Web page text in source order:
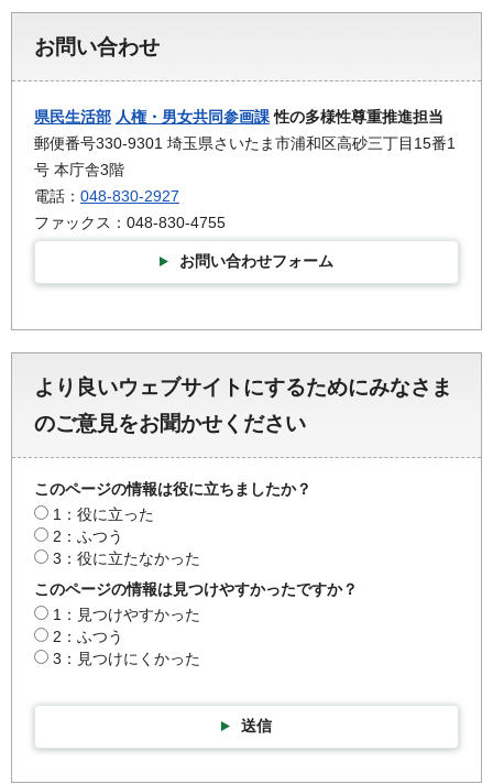
お問い合わせ
県民生活部 人権・男女共同参画課性の多様性尊重推進担当
郵便番号330-9301 埼玉県さいたま市浦和区高砂三丁目15番1
号 本庁舎3階
電話： 048-830-2927
ファックス：048-830-4755
お問い合わせフォーム
より良いウェブサイトにするためにみなさま
のご意見をお聞かせください
このページの情報は役に立ちましたか？
1：役に立った
2：ふつう
3：役に立たなかった
このページの情報は見つけやすかったですか？
1：見つけやすかった
2：ふつう
3：見つけにくかった
送信